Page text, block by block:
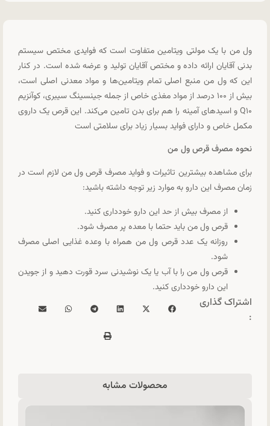
ول من با یک مولتی ویتامین متفاوت است که فوایدی مختص سیستم
بدنی آقایان ارائه داده و مختص آقایان تولید و عرضه شده است. در کنار
این که ول من منبع اصلی تمام ویتامین‌ها و مواد معدنی اصلی است،
بیش از ۱۰۰ درصد از مواد مغذی خاص از جمله جینسینگ سیبری، کوآنزیم
Q۱۰ و اسیدهای آمینه را هم برای بدن تامین می‌کند. این قرص یک داروی
مکمل خاص و دارای فواید بسیار زیاد برای سلامتی است
نحوه مصرف قرص ول من
برای مشاهده بیشترین تاثیرات و فواید مصرف قرص ول من لازم است در
زمان مصرف این دارو به موارد زیر توجه داشته باشید:
از مصرف بیش از حد این دارو خودداری کنید.
قرص ول من باید حتما با معده پر مصرف شود.
روزانه یک عدد قرص ول من همراه با وعده غذایی اصلی مصرف
شود.
قرص ول من را با آب یا یک نوشیدنی سرد قورت دهید و از جویدن
این دارو خودداری کنید.
اشتراک گذاری
:
محصولات مشابه